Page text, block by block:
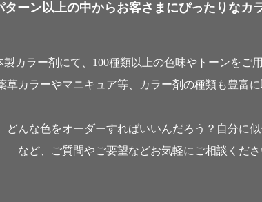
ターン以上の中からお客さまにぴったりなカ
製カラー剤にて、100種類以上の色味やトーンをご
草カラーやマニキュア等、カラー剤の種類も豊富に
どんな色をオーダーすればいいんだろう？自分に
など、ご質問やご要望などお気軽にご相談くださ